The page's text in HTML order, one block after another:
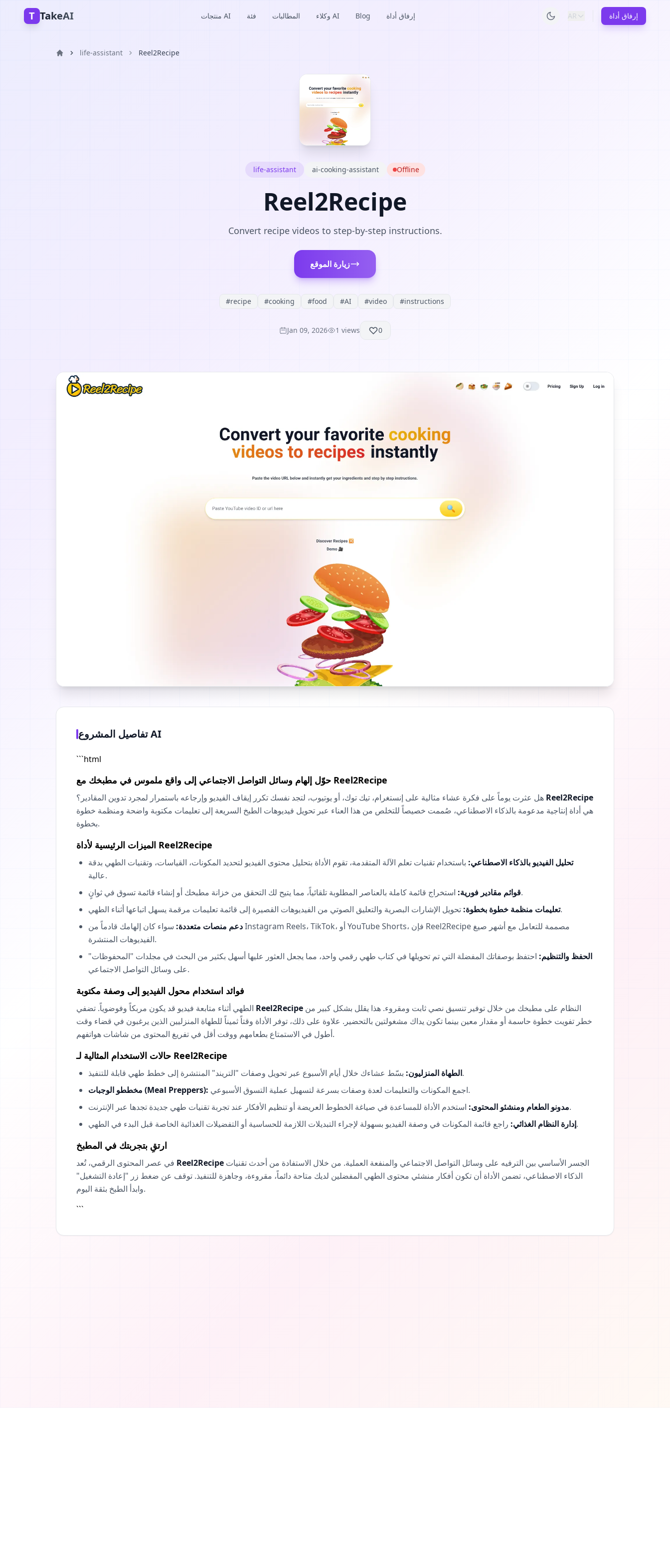
T TakeAI منتجات AI فئة المطالبات وكلاء AI Blog إرفاق أداة AR إرفاق أداة
life-assistant Reel2Recipe
life-assistant ai-cooking-assistant Offline
Reel2Recipe
Convert recipe videos to step-by-step instructions.
زيارة الموقع
#recipe #cooking #food #AI #video #instructions
Jan 09, 2026 1 views 0
تفاصيل المشروع AI
```html
حوّل إلهام وسائل التواصل الاجتماعي إلى واقع ملموس في مطبخك مع Reel2Recipe
Reel2Recipe
هي أداة إنتاجية مدعومة بالذكاء الاصطناعي، صُممت خصيصاً للتخلص من هذا العناء عبر تحويل فيديوهات الطبخ السريعة إلى تعليمات مكتوبة واضحة ومنظمة خطوة
بخطوة.
الميزات الرئيسية لأداة Reel2Recipe
تحليل الفيديو بالذكاء الاصطناعي: باستخدام تقنيات تعلم الآلة المتقدمة، تقوم الأداة بتحليل محتوى الفيديو لتحديد المكونات، القياسات، وتقنيات الطهي بدقة
عالية.
قوائم مقادير فورية:استخراج قائمة كاملة بالعناصر المطلوبة تلقائياً، مما يتيح لك التحقق من خزانة مطبخك أو إنشاء قائمة تسوق في ثوانٍ.
تعليمات منظمة خطوة بخطوة:تحويل الإشارات البصرية والتعليق الصوتي من الفيديوهات القصيرة إلى قائمة تعليمات مرقمة يسهل اتباعها أثناء الطهي.
دعم منصات متعددة: سواء كان إلهامك قادماً من Instagram Reels، TikTok، أو YouTube Shorts، فإن Reel2Recipe مصممة للتعامل مع أشهر صيغ
الفيديوهات المنتشرة.
الحفظ والتنظيم: احتفظ بوصفاتك المفضلة التي تم تحويلها في كتاب طهي رقمي واحد، مما يجعل العثور عليها أسهل بكثير من البحث في مجلدات "المحفوظات"
على وسائل التواصل الاجتماعي.
فوائد استخدام محول الفيديو إلى وصفة مكتوبة
Reel2Recipe
خطر تفويت خطوة حاسمة أو مقدار معين بينما تكون يداك مشغولتين بالتحضير. علاوة على ذلك، توفر الأداة وقتاً ثميناً للطهاة المنزليين الذين يرغبون في قضاء وقت
أطول في الاستمتاع بطعامهم ووقت أقل في تفريغ المحتوى من شاشات هواتفهم.
حالات الاستخدام المثالية لـ Reel2Recipe
الطهاة المنزليون:بسّط عشاءك خلال أيام الأسبوع عبر تحويل وصفات "التريند" المنتشرة إلى خطط طهي قابلة للتنفيذ.
مخططو الوجبات (Meal Preppers):
اجمع المكونات والتعليمات لعدة وصفات بسرعة لتسهيل عملية التسوق الأسبوعي.
مدونو الطعام ومنشئو المحتوى:استخدم الأداة للمساعدة في صياغة الخطوط العريضة أو تنظيم الأفكار عند تجربة تقنيات طهي جديدة تجدها عبر الإنترنت.
إدارة النظام الغذائي:راجع قائمة المكونات في وصفة الفيديو بسهولة لإجراء التبديلات اللازمة للحساسية أو التفضيلات الغذائية الخاصة قبل البدء في الطهي.
ارتقِ بتجربتك في المطبخ
Reel2Recipe
الذكاء الاصطناعي، تضمن الأداة أن تكون أفكار منشئي محتوى الطهي المفضلين لديك متاحة دائماً، مقروءة، وجاهزة للتنفيذ. توقف عن ضغط زر "إعادة التشغيل"
وابدأ الطبخ بثقة اليوم.
```